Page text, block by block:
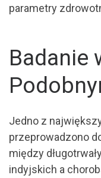
parametry
Badanie
Jedno z
przeprowadzono
między
indyjskich a